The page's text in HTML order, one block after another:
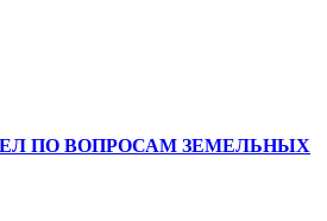
ПО ВОПРОСАМ ЗЕМЕЛЬНЫХ